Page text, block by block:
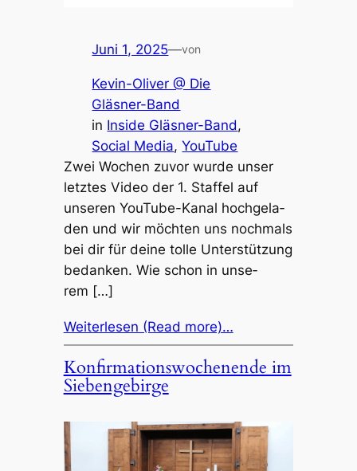
Juni 1, 2025—von
Kevin-Oliver @ Die
Gläsner-Band
in Inside Gläsner-Band
Social Media, YouTube
Zwei Wochen zuvor wurde unser
letz­tes Video der 1. Staf­fel auf
unse­ren YouTube-Kanal hoch­ge­la­
den und wir möch­ten uns noch­mals
bei dir für deine tolle Unter­stüt­zung
bedan­ken. Wie schon in unse­
rem […]
Weiterlesen (Read more)…
Konfir­ma­ti­ons­wo­chen­en­de im
Sieben­ge­bir­ge